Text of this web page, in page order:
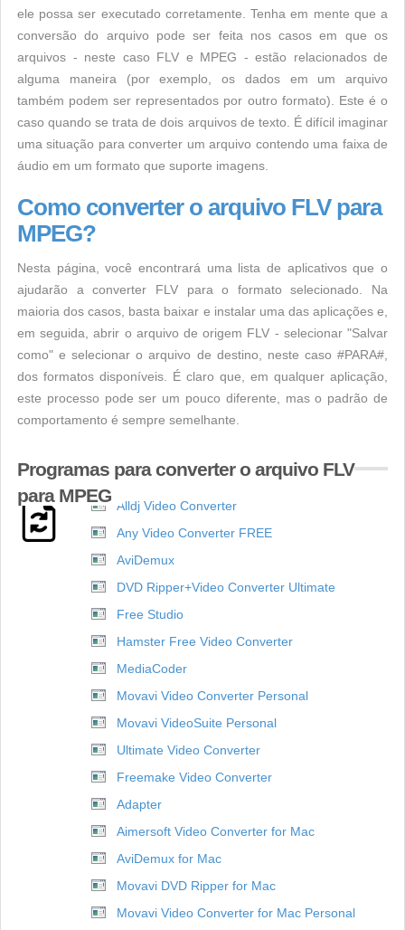
ele possa ser executado corretamente. Tenha em mente que a
conversão do arquivo pode ser feita nos casos em que os
arquivos - neste caso FLV e MPEG - estão relacionados de
alguma maneira (por exemplo, os dados em um arquivo
também podem ser representados por outro formato). Este é o
caso quando se trata de dois arquivos de texto. É difícil imaginar
uma situação para converter um arquivo contendo uma faixa de
áudio em um formato que suporte imagens.
Como converter o arquivo FLV para
MPEG?
Nesta página, você encontrará uma lista de aplicativos que o
ajudarão a converter FLV para o formato selecionado. Na
maioria dos casos, basta baixar e instalar uma das aplicações e,
em seguida, abrir o arquivo de origem FLV - selecionar "Salvar
como" e selecionar o arquivo de destino, neste caso #PARA#,
dos formatos disponíveis. É claro que, em qualquer aplicação,
este processo pode ser um pouco diferente, mas o padrão de
comportamento é sempre semelhante.
Programas para converter o arquivo FLV
para MPEG Alldj Video Converter
Any Video Converter FREE
AviDemux
DVD Ripper+Video Converter Ultimate
Free Studio
Hamster Free Video Converter
MediaCoder
Movavi Video Converter Personal
Movavi VideoSuite Personal
Ultimate Video Converter
Freemake Video Converter
Adapter
Aimersoft Video Converter for Mac
AviDemux for Mac
Movavi DVD Ripper for Mac
Movavi Video Converter for Mac Personal